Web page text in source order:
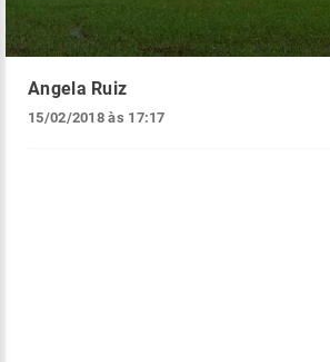
Angela Ruiz
15/02/2018 às 17:17